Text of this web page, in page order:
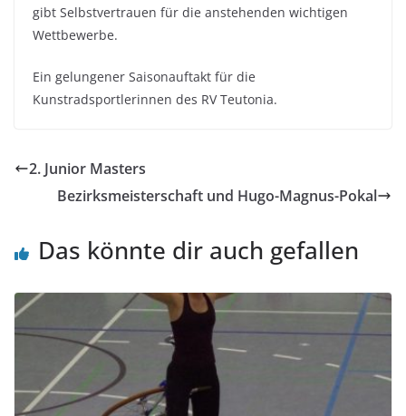
gibt Selbstvertrauen für die anstehenden wichtigen
Wettbewerbe.
Ein gelungener Saisonauftakt für die
Kunstradsportlerinnen des RV Teutonia.
2. Junior Masters
Bezirksmeisterschaft und Hugo-Magnus-Pokal
Das könnte dir auch gefallen